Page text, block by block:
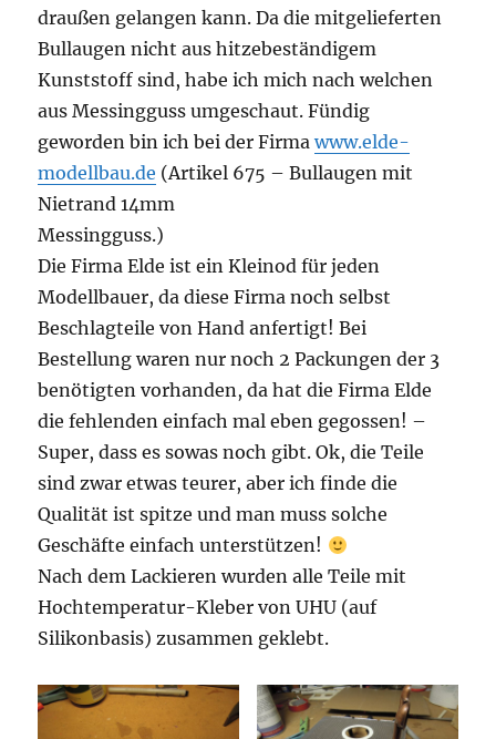
draußen gelangen kann. Da die mitgelieferten
Bullaugen nicht aus hitzebeständigem
Kunststoff sind, habe ich mich nach welchen
aus Messingguss umgeschaut. Fündig
geworden bin ich bei der Firmawww.elde-
modellbau.de (Artikel 675 – Bullaugen mit
Nietrand 14mm
Messingguss.)
Die Firma Elde ist ein Kleinod für jeden
Modellbauer, da diese Firma noch selbst
Beschlagteile von Hand anfertigt! Bei
Bestellung waren nur noch 2 Packungen der 3
benötigten vorhanden, da hat die Firma Elde
die fehlenden einfach mal eben gegossen! –
Super, dass es sowas noch gibt. Ok, die Teile
sind zwar etwas teurer, aber ich finde die
Qualität ist spitze und man muss solche
Geschäfte einfach unterstützen!
Nach dem Lackieren wurden alle Teile mit
Hochtemperatur-Kleber von UHU (auf
Silikonbasis) zusammen geklebt.